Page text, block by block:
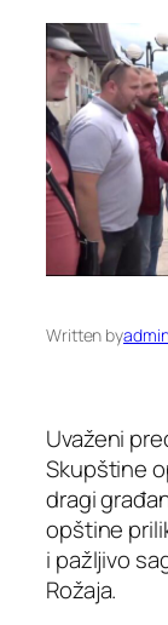
Written by
Uvaženi
Skupštine
dragi
opštine
i pažljivo
Rožaja.